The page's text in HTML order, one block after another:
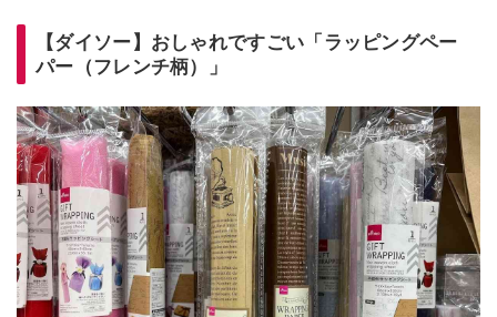
【ダイソー】おしゃれですごい「ラッピングペー
パー（フレンチ柄）」